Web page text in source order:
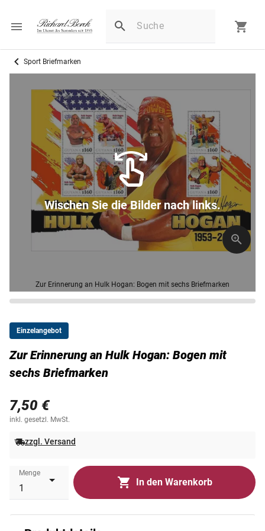
Sport Briefmarken
Zur Erinnerung an Hulk Hogan: Bogen mit sechs Briefmarken
Wischen Sie die Bilder nach links.
Einzelangebot
Zur Erinnerung an Hulk Hogan: Bogen mit
sechs Briefmarken
7,50 €
inkl. gesetzl. MwSt.
zzgl. Versand
Menge
In den Warenkorb